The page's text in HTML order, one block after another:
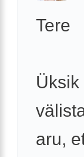
Tere
aru,